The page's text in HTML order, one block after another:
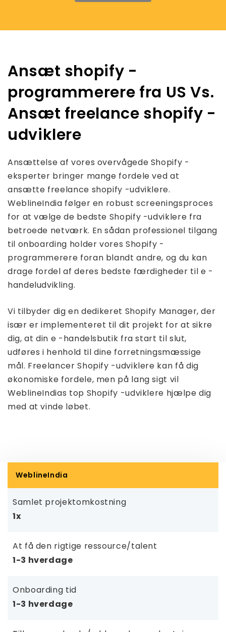
Ansæt shopify -
programmerere fra US Vs.
Ansæt freelance shopify -
udviklere
Ansættelse af vores overvågede Shopify -
eksperter bringer mange fordele ved at
ansætte freelance shopify -udviklere.
WeblineIndia følger en robust screeningsproces
for at vælge de bedste Shopify -udviklere fra
betroede netværk. En sådan professionel tilgang
til onboarding holder vores Shopify -
programmerere foran blandt andre, og du kan
drage fordel af deres bedste færdigheder til e -
handeludvikling.
Vi tilbyder dig en dedikeret Shopify Manager, der
især er implementeret til dit projekt for at sikre
dig, at din e -handelsbutik fra start til slut,
udføres i henhold til dine forretningsmæssige
mål. Freelancer Shopify -udviklere kan få dig
økonomiske fordele, men på lang sigt vil
WeblineIndias top Shopify -udviklere hjælpe dig
med at vinde løbet.
WeblineIndia
Samlet projektomkostning
1x
At få den rigtige ressource/talent
1-3 hverdage
Onboarding tid
1-3 hverdage